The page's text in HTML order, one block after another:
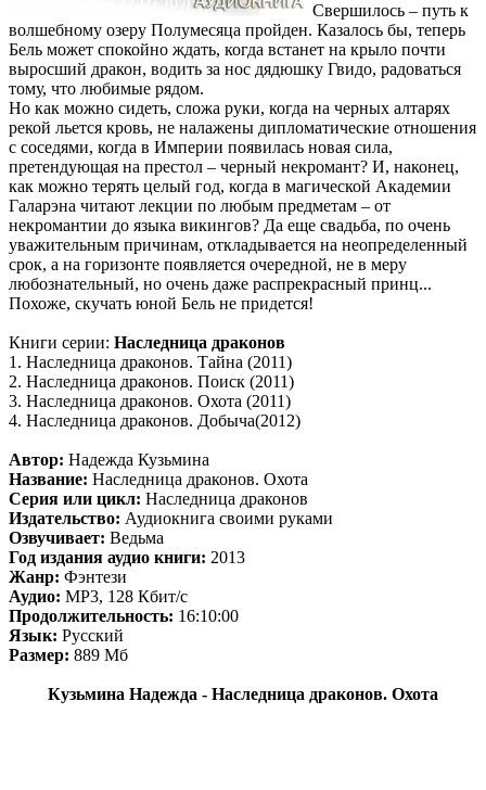
Свершилось – путь к
волшебному озеру Полумесяца пройден. Казалось бы, теперь
Бель может спокойно ждать, когда встанет на крыло почти
выросший дракон, водить за нос дядюшку Гвидо, радоваться
тому, что любимые рядом.
Но как можно сидеть, сложа руки, когда на черных алтарях
рекой льется кровь, не налажены дипломатические отношения
с соседями, когда в Империи появилась новая сила,
претендующая на престол – черный некромант? И, наконец,
как можно терять целый год, когда в магической Академии
Галарэна читают лекции по любым предметам – от
некромантии до языка викингов? Да еще свадьба, по очень
уважительным причинам, откладывается на неопределенный
срок, а на горизонте появляется очередной, не в меру
любознательный, но очень даже распрекрасный принц...
Похоже, скучать юной Бель не придется!
Книги серии: Наследница драконов
1. Наследница драконов. Тайна (2011)
2. Наследница драконов. Поиск (2011)
3. Наследница драконов. Охота (2011)
4. Наследница драконов. Добыча(2012)
Автор: Надежда Кузьмина
Название: Наследница драконов. Охота
Серия или цикл: Наследница драконов
Издательство: Аудиокнига своими руками
Озвучивает: Ведьма
Год издания аудио книги: 2013
Жанр: Фэнтези
Аудио: MP3, 128 Кбит/с
Продолжительность: 16:10:00
Язык: Русский
Размер: 889 Мб
Кузьмина Надежда - Наследница драконов. Охота